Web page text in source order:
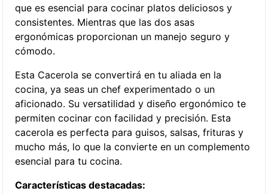
que es esencial para cocinar platos deliciosos y
consistentes. Mientras que las dos asas
ergonómicas proporcionan un manejo seguro y
cómodo.
Esta Cacerola se convertirá en tu aliada en la
cocina, ya seas un chef experimentado o un
aficionado. Su versatilidad y diseño ergonómico te
permiten cocinar con facilidad y precisión. Esta
cacerola es perfecta para guisos, salsas, frituras y
mucho más, lo que la convierte en un complemento
esencial para tu cocina.
Características destacadas: